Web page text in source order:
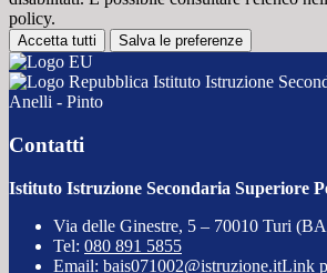
policy.
Accetta tutti Salva le preferenze
Istituto Istruzione
Anelli - Pinto
Contatti
Istituto Istruzione Secondaria Superiore
Via delle Ginestre, 5 – 70010 Turi
Tel: 080 891 5855
Email: bais071002@istruzione.itLink